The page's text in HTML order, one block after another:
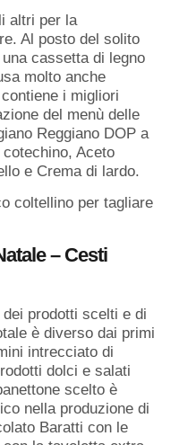
altri per la
Al posto del solito
cassetta di legno
molto anche
i migliori
del menù delle
Reggiano DOP a
Aceto
e Crema di lardo.
coltellino per tagliare
– Cesti
prodotti scelti e di
è diverso dai primi
intrecciato di
dolci e salati
scelto è
nella produzione di
Baratti con le